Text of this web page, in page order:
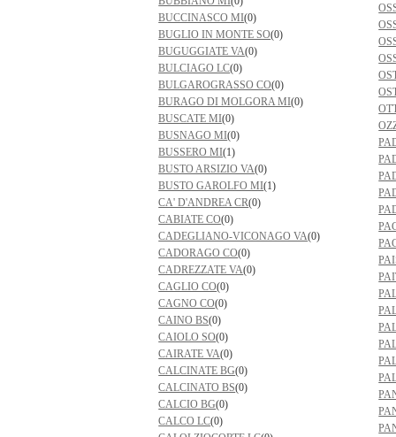
BUCCINASCO MI(0)
BUGLIO IN MONTE SO(0)
BUGUGGIATE VA(0)
BULCIAGO LC(0)
BULGAROGRASSO CO(0)
BURAGO DI MOLGORA MI(0)
BUSCATE MI(0)
BUSNAGO MI(0)
BUSSERO MI(1)
BUSTO ARSIZIO VA(0)
BUSTO GAROLFO MI(1)
CA' D'ANDREA CR(0)
CABIATE CO(0)
CADEGLIANO-VICONAGO VA(0)
CADORAGO CO(0)
CADREZZATE VA(0)
CAGLIO CO(0)
CAGNO CO(0)
CAINO BS(0)
CAIOLO SO(0)
CAIRATE VA(0)
CALCINATE BG(0)
CALCINATO BS(0)
CALCIO BG(0)
CALCO LC(0)